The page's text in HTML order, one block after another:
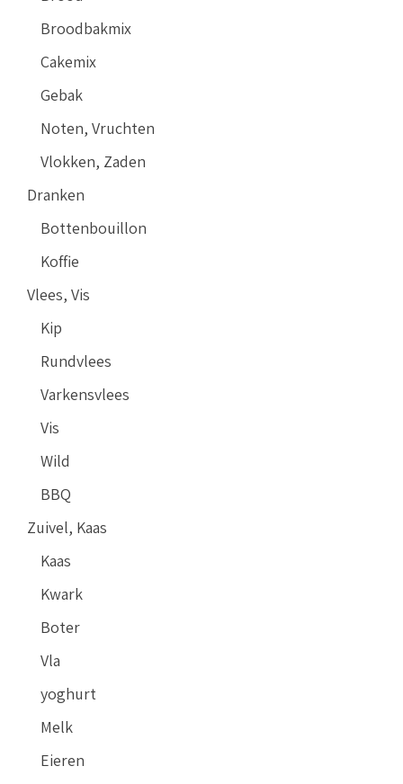
Broodbakmix
Cakemix
Gebak
Noten, Vruchten
Vlokken, Zaden
Dranken
Bottenbouillon
Koffie
Vlees, Vis
Kip
Rundvlees
Varkensvlees
Vis
Wild
BBQ
Zuivel, Kaas
Kaas
Kwark
Boter
Vla
yoghurt
Melk
Eieren